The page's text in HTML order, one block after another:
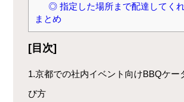
◎ 指定した場所まで配達してく
まとめ
[目次]
1.京都での社内イベント向けBBQケー
び方